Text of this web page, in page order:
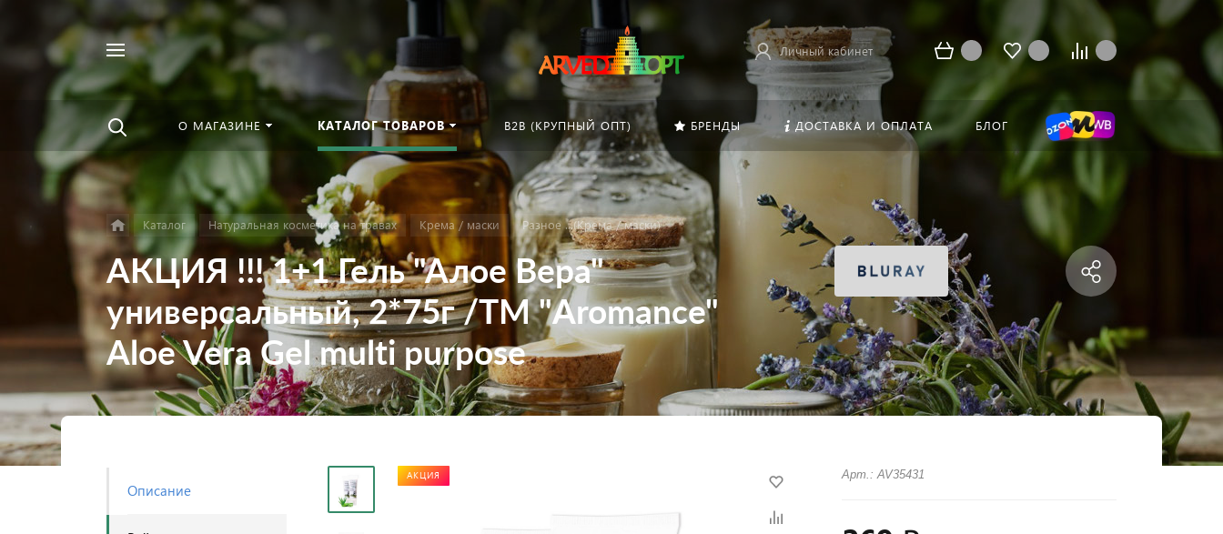
в каталоге
Найти
Например,
Чурны
Личный кабинет
О МАГАЗИНЕ КАТАЛОГ ТОВАРОВ B2B (КРУПНЫЙ ОПТ) БРЕНДЫ ДОСТАВКА И ОПЛАТА БЛОГ
Каталог Натуральная косметика на травах Крема / маски Разное ...(Крема / маски)
АКЦИЯ !!! 1+1 Гель "Алое Вера"
универсальный, 2*75г /ТМ "Aromance"
Aloe Vera Gel multi purpose
Описание
АКЦИЯ Арт.: AV35431